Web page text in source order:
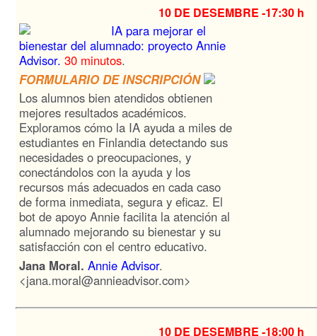
10 DE DESEMBRE -17:30 h
IA para mejorar el
bienestar del alumnado: proyecto Annie
Advisor. 30 minutos.
FORMULARIO DE INSCRIPCIÓN
Los alumnos bien atendidos obtienen
mejores resultados académicos.
Exploramos cómo la IA ayuda a miles de
estudiantes en Finlandia detectando sus
necesidades o preocupaciones, y
conectándolos con la ayuda y los
recursos más adecuados en cada caso
de forma inmediata, segura y eficaz. El
bot de apoyo Annie facilita la atención al
alumnado mejorando su bienestar y su
satisfacción con el centro educativo.
Jana Moral. Annie Advisor.
<jana.moral@annieadvisor.com>
10 DE DESEMBRE -18:00 h